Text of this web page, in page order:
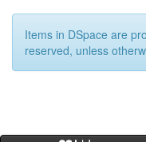
Items in DSpace are
reserved, unless